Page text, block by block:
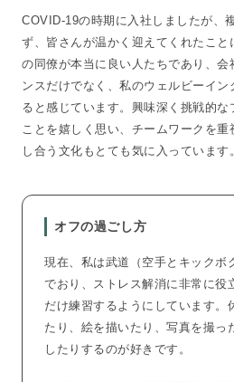
COVID-19の時期に入社しましたが、
ず、皆さんが温かく迎えてくれたこと
の同僚が本当に良い人たちであり、
ンスだけでなく、私のウェルビーイ
ると感じています。興味深く挑戦的
ことを嬉しく思い、チームワークを重
し合う文化もとても気に入っています。
オフの過ごし方
現在、私は武道（空手とキックボ
でおり、ストレス解消に非常に役
だけ練習するようにしています。
たり、絵を描いたり、写真を撮っ
したりするのが好きです。